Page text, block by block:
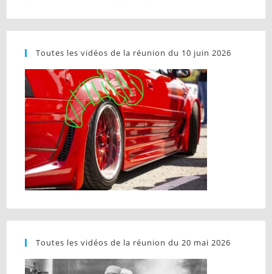
Toutes les vidéos de la réunion du 10 juin 2026
Toutes les vidéos de la réunion du 20 mai 2026